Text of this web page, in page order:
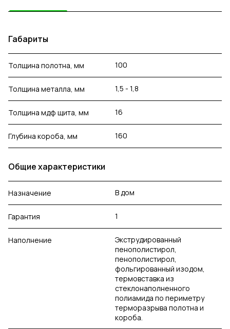
Габариты
Толщина полотна, мм 100
Толщина металла, мм 1,5 - 1,8
Толщина мдф щита, мм 16
Глубина короба, мм 160
Общие характеристики
Назначение В дом
Гарантия 1
Наполнение
Экструдированный
пенополистирол,
пенополистирол,
фольгированный изодом,
термовставка из
стеклонаполненного
полиамида по периметру
терморазрыва полотна и
короба.